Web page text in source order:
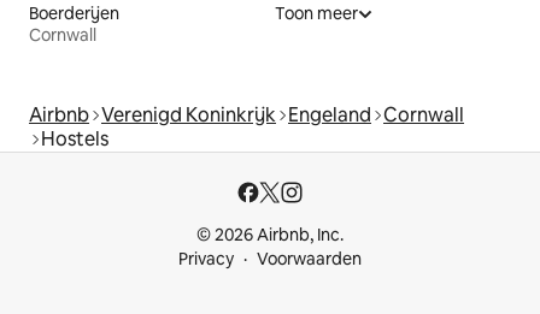
Boerderijen
Cornwall
Toon meer
Airbnb Verenigd Koninkrijk Engeland Cornwall
Hostels
© 2026 Airbnb, Inc.
Privacy
Voorwaarden